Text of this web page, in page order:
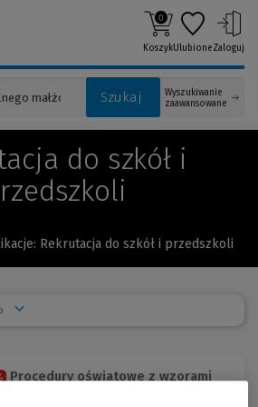
Szukaj
Wyszukiwanie
zaawansowane
0
KoszykUlubioneZaloguj
do szkół i
Rekrutacja do szkół i przedszkoli
Procedury oświatowe z wzorami